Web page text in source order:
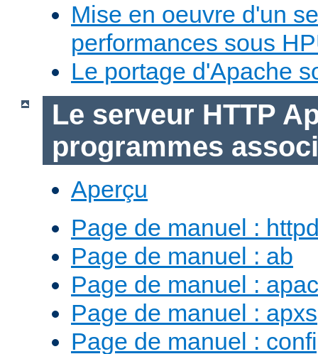
Mise en oeuvre d'un
performances sous
Le portage d'Apache
Le serveur HTTP
programmes
Aperçu
Page de manuel :
Page de manuel : ab
Page de manuel :
Page de manuel : apxs
Page de manuel :